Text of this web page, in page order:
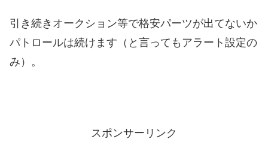
引き続きオークション等で格安パーツが出てないか
パトロールは続けます（と言ってもアラート設定の
み）。
スポンサーリンク